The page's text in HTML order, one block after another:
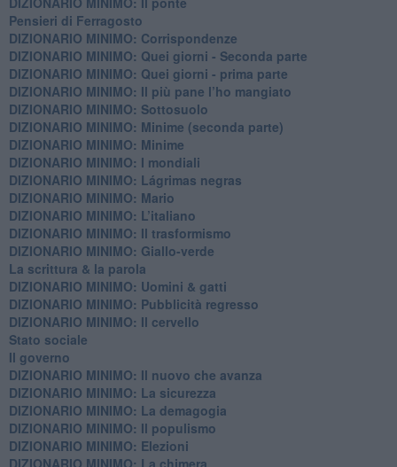
Pensieri di Ferragosto
DIZIONARIO MINIMO: Corrispondenze
DIZIONARIO MINIMO: Quei giorni - Seconda parte
DIZIONARIO MINIMO: Quei giorni - prima parte
DIZIONARIO MINIMO: Il più pane l’ho mangiato
DIZIONARIO MINIMO: Sottosuolo
DIZIONARIO MINIMO: Minime (seconda parte)
DIZIONARIO MINIMO: Minime
DIZIONARIO MINIMO: ​I mondiali
DIZIONARIO MINIMO: ​Lágrimas negras
DIZIONARIO MINIMO: Mario
DIZIONARIO MINIMO: L’italiano
DIZIONARIO MINIMO: Il trasformismo
DIZIONARIO MINIMO: Giallo-verde
La scrittura & la parola
​DIZIONARIO MINIMO: Uomini & gatti
DIZIONARIO MINIMO: ​Pubblicità regresso
DIZIONARIO MINIMO: Il cervello
Stato sociale
Il governo
DIZIONARIO MINIMO: Il nuovo che avanza
DIZIONARIO MINIMO: La sicurezza
DIZIONARIO MINIMO: La demagogia
DIZIONARIO MINIMO: Il populismo
DIZIONARIO MINIMO: Elezioni
DIZIONARIO MINIMO: La chimera